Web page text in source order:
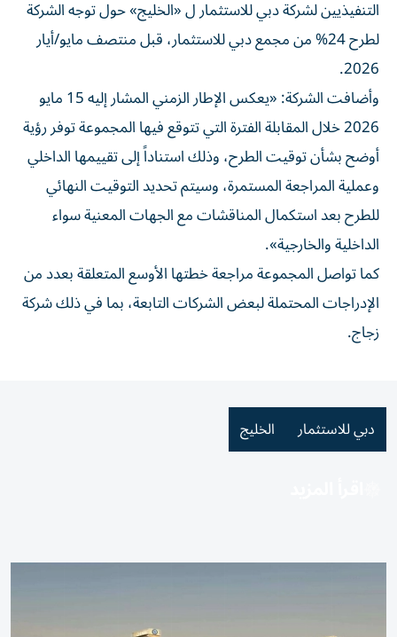
التنفيذيين لشركة دبي للاستثمار ل «الخليج» حول توجه الشركة
لطرح 24% من مجمع دبي للاستثمار، قبل منتصف مايو/أيار
2026.
وأضافت الشركة: «يعكس الإطار الزمني المشار إليه 15 مايو
2026 خلال المقابلة الفترة التي تتوقع فيها المجموعة توفر رؤية
أوضح بشأن توقيت الطرح، وذلك استناداً إلى تقييمها الداخلي
وعملية المراجعة المستمرة، وسيتم تحديد التوقيت النهائي
للطرح بعد استكمال المناقشات مع الجهات المعنية سواء
الداخلية والخارجية».
كما تواصل المجموعة مراجعة خطتها الأوسع المتعلقة بعدد من
الإدراجات المحتملة لبعض الشركات التابعة، بما في ذلك شركة
زجاج.
دبي للاستثمار الخليج